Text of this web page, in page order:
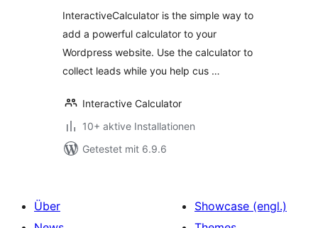
InteractiveCalculator is the simple way to
add a powerful calculator to your
Wordpress website. Use the calculator to
collect leads while you help cus …
Interactive Calculator
10+ aktive Installationen
Getestet mit 6.9.6
Über
Showcase (engl.)